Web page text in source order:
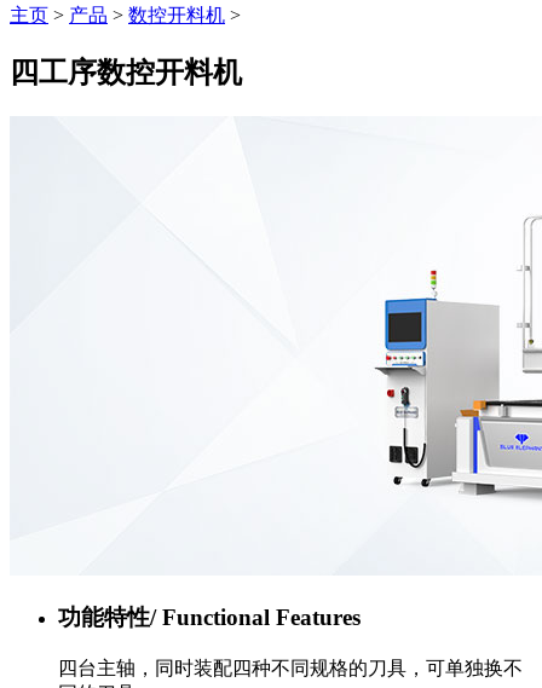
主页 > 产品 > 数控开料机 >
四工序数控开料机
功能特性/Functional Features
四台主轴，同时装配四种不同规格的刀具，可单独换不